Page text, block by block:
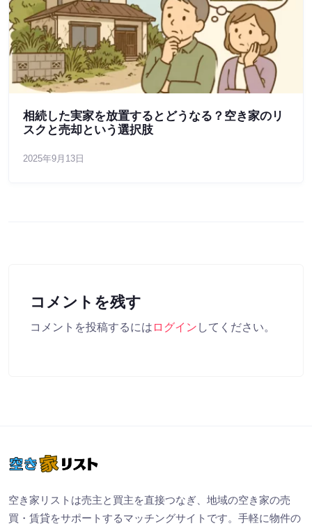
相続した実家を放置するとどうなる？空き家のリ
スクと売却という選択肢
2025年9月13日
コメントを残す
コメントを投稿するには ログイン してください。
空き家リストは売主と買主を直接つなぎ、地域の空き家の売
買・賃貸をサポートするマッチングサイトです。手軽に物件の